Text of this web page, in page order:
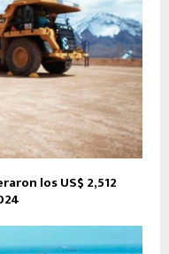
los US$ 2,512